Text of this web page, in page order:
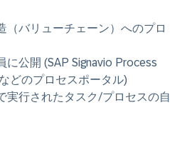
（バリューチェーン）へのプロ
に公開 (SAP Signavio Process
どのプロセスポータル)
実行されたタスク/プロセスの自